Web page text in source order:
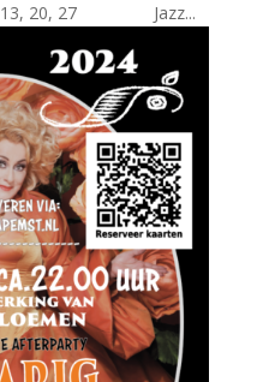
za 13, 20, 27 Jazz...